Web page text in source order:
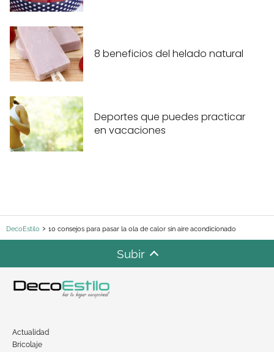
8 beneficios del helado natural
Deportes que puedes practicar
en vacaciones
DecoEstilo 10 consejos para pasar la ola de calor sin aire acondicionado
Subir
Actualidad
Bricolaje